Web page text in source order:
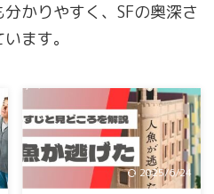
かりやすく、SFの奥深さ
ます。
2025/6/24